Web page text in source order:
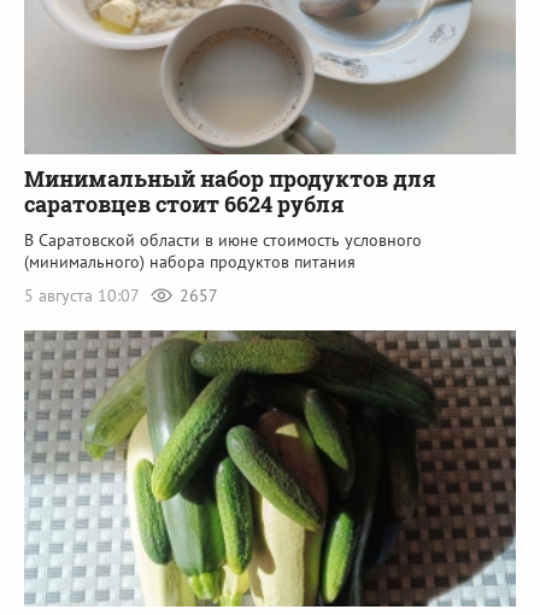
Минимальный набор продуктов для
саратовцев стоит 6624 рубля
В Саратовской области в июне стоимость условного
(минимального) набора продуктов питания
5 августа 10:07
2657